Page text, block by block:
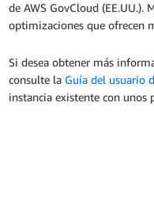
de AWS GovCloud
optimizaciones que ofrecen
Si desea obtener más
consulte la Guía del usuario
instancia existente con unos